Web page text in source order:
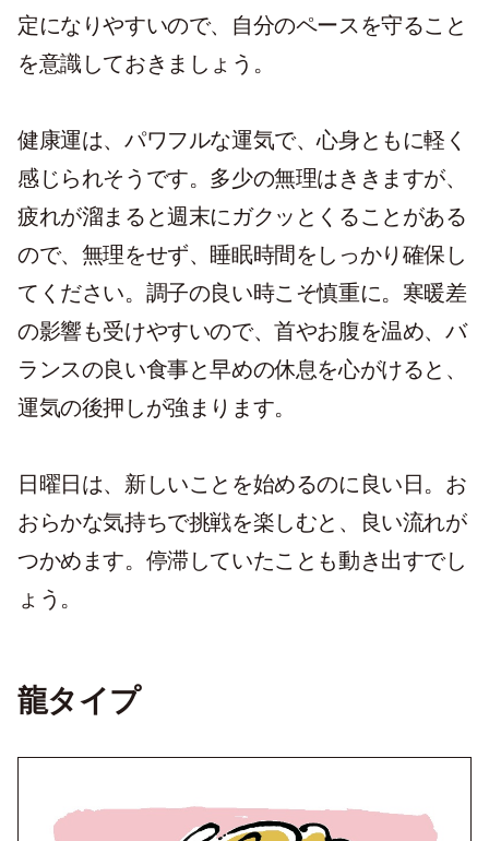
定になりやすいので、自分のペースを守ること
を意識しておきましょう。
健康運は、パワフルな運気で、心身ともに軽く
感じられそうです。多少の無理はききますが、
疲れが溜まると週末にガクッとくることがある
ので、無理をせず、睡眠時間をしっかり確保し
てください。調子の良い時こそ慎重に。寒暖差
の影響も受けやすいので、首やお腹を温め、バ
ランスの良い食事と早めの休息を心がけると、
運気の後押しが強まります。
日曜日は、新しいことを始めるのに良い日。お
おらかな気持ちで挑戦を楽しむと、良い流れが
つかめます。停滞していたことも動き出すでし
ょう。
龍タイプ